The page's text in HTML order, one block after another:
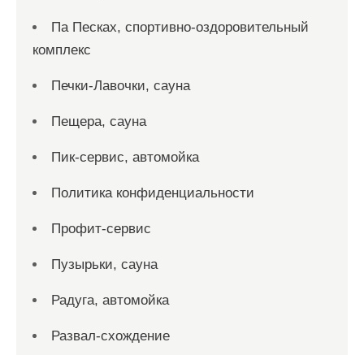
Па Песках, спортивно-оздоровительный
комплекс
Печки-Лавочки, сауна
Пещера, сауна
Пик-сервис, автомойка
Политика конфиденциальности
Профит-сервис
Пузырьки, сауна
Радуга, автомойка
Развал-схождение